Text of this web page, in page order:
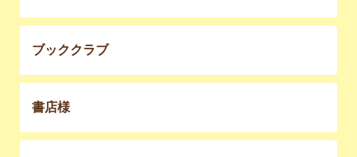
ブッククラブ
書店様